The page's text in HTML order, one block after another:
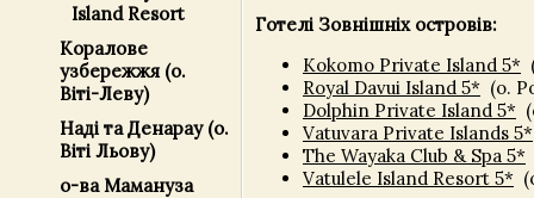
Island Resort
Коралове
узбережжя (о.
Віті-Леву)
Наді та Денарау (о.
Віті Льову)
о-ва Мамануза
Готелі Зовнішніх островів:
Kokomo Private Island 5*
Royal Davui Island 5* (о.
Dolphin Private Island 5*
Vatuvara Private Islands 5*
The Wayaka Club & Spa 5*
Vatulele Island Resort 5*